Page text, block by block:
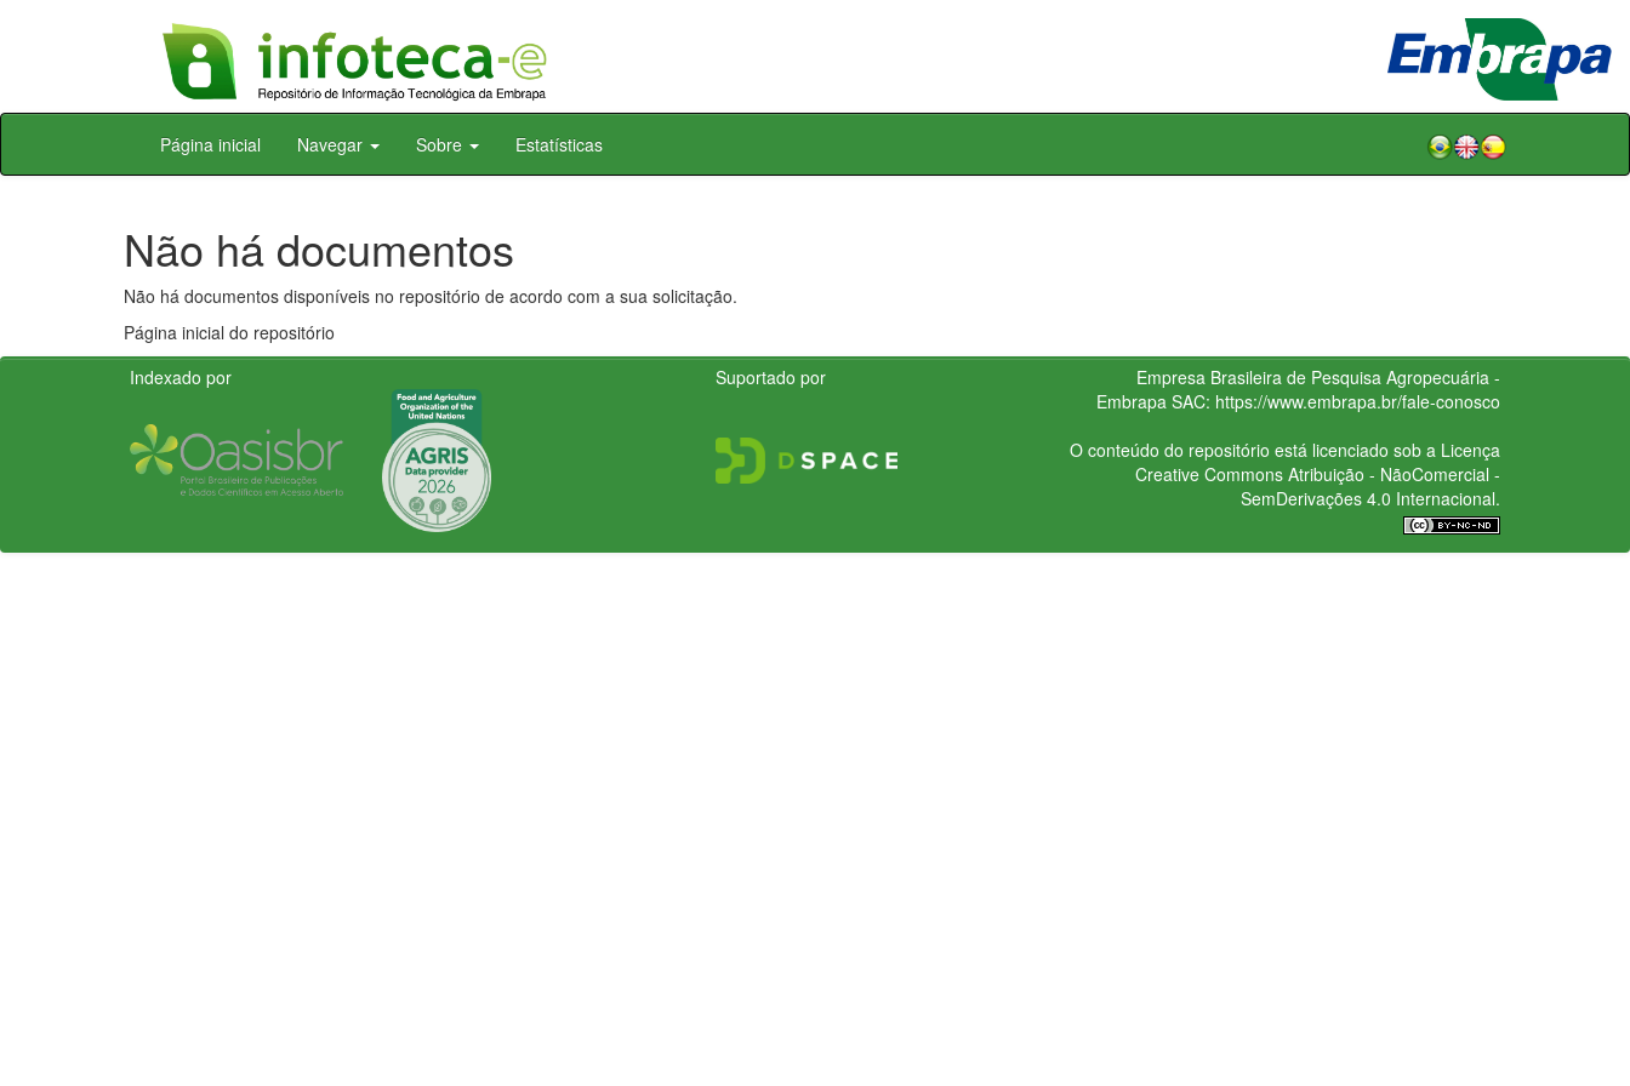
Skip
Página inicial Navegar Sobre Estatísticas
Não há documentos
Não há documentos disponíveis no repositório de acordo com a sua solicitação.
Página inicial do repositório
Indexado por
Suportado por
Empresa Brasileira de Pesquisa Agropecuária -
Embrapa SAC: https://www.embrapa.br/fale-conosco
O conteúdo do repositório está licenciado sob a Licença
Creative CommonsAtribuição - NãoComercial -
SemDerivações 4.0 Internacional.